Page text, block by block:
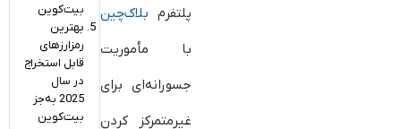
پلتفرم بلاک‌چین
با مأموریت
جسورانه‌ای برای
غیرمتمرکز کردن
بیت‌کوین
بهترین
رمزارزهای
قابل استخراج
در سال
2025 به‌جز
بیت‌کوین